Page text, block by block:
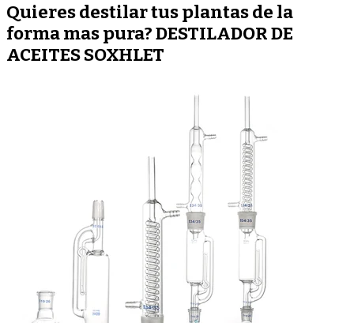
Quieres destilar tus plantas de la
forma mas pura? DESTILADOR DE
ACEITES SOXHLET